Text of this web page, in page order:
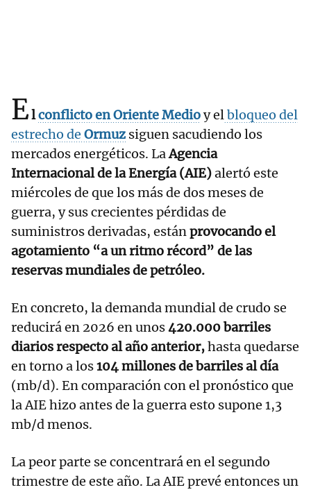
Elconflicto en Oriente Medioy elbloqueo del
estrecho de Ormuz siguen sacudiendo los
mercados energéticos. LaAgencia
Internacional de la Energía (AIE)alertó este
miércoles de que los más de dos meses de
guerra, y sus crecientes pérdidas de
suministros derivadas, estánprovocando el
agotamiento “a un ritmo récord” de las
reservas mundiales de petróleo.
En concreto, la demanda mundial de crudo se
reducirá en 2026 en unos420.000 barriles
diarios respecto al año anterior,hasta quedarse
en torno a los104 millones de barriles al día
(mb/d). En comparación con el pronóstico que
la AIE hizo antes de la guerra esto supone 1,3
mb/d menos.
La peor parte se concentrará en el segundo
trimestre de este año. La AIE prevé entonces un